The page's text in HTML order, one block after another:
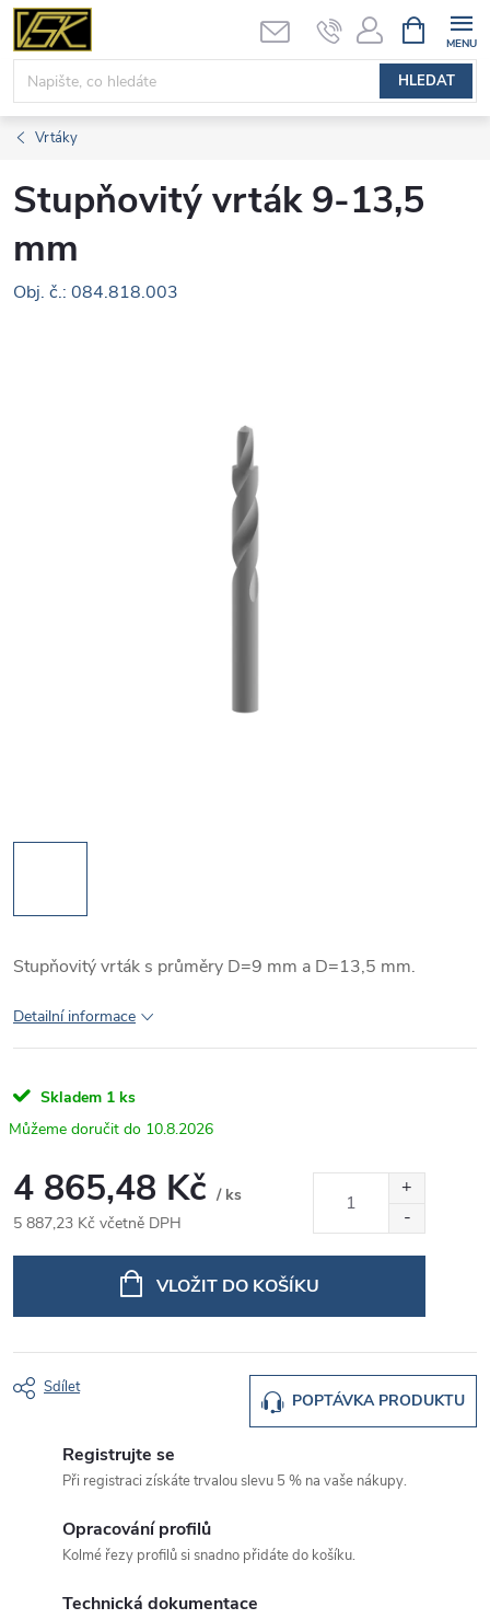
Přejít
obsah
HLEDAT
NÁKUPNÍ
KOŠÍK
Vrtáky
Stupňovitý vrták 9-13,5
mm
Obj. č.: 084.818.003
Stupňovitý vrták s průměry D=9 mm a D=13,5 mm.
Detailní informace
Skladem 1 ks
10.8.2026
4 865,48 Kč / ks
5 887,23 Kč včetně DPH
VLOŽIT DO KOŠÍKU
POPTÁVKA PRODUKTU
Sdílet
Registrujte se
Při registraci získáte trvalou slevu 5 % na vaše nákupy.
Opracování profilů
Kolmé řezy profilů si snadno přidáte do košíku.
Technická dokumentace